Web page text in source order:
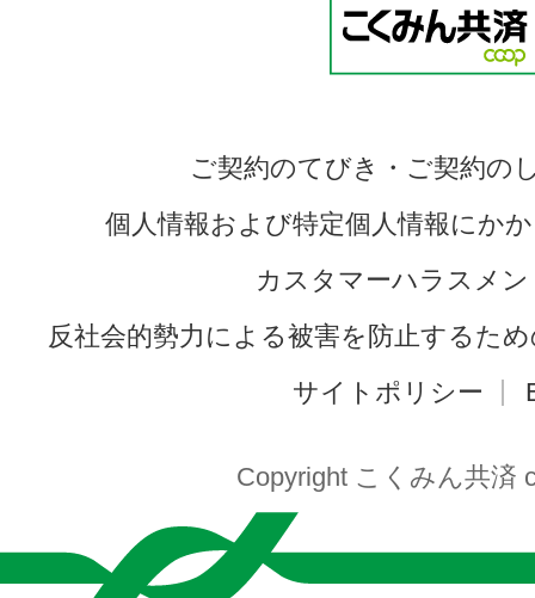
ご契約のてびき・ご契約の
個人情報および特定個人情報にか
カスタマーハラスメ
反社会的勢力による被害を防止するた
サイトポリシー
Copyright こくみん共済